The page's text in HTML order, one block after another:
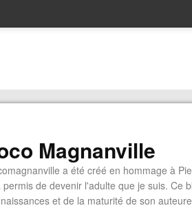
Magnanville
a été créé en hommage à
permis de devenir l'adulte que je suis. Ce
et de la maturité de son